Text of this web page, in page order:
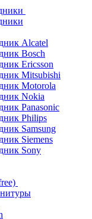
Alcatel
Bosch
Ericsson
Mitsubishi
Motorola
Nokia
Panasonic
Philips
Samsung
Siemens
Sony